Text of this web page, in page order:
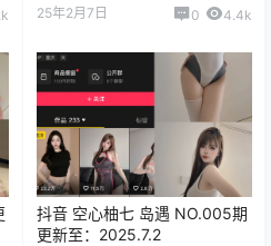
25年2月7日 0 4.4k
抖音 空心柚七 岛遇 NO.005期
更新至：2025.7.2